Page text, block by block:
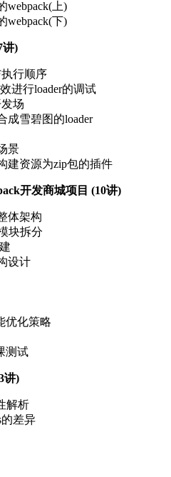
webpack(上)
webpack(下)
讲)
执行顺序
进行loader的调试
场
成雪碧图的loader
景
建资源为zip包的插件
开发商城项目 (10讲)
体架构
块拆分
设计
优化策略
测试
讲)
解析
的差异